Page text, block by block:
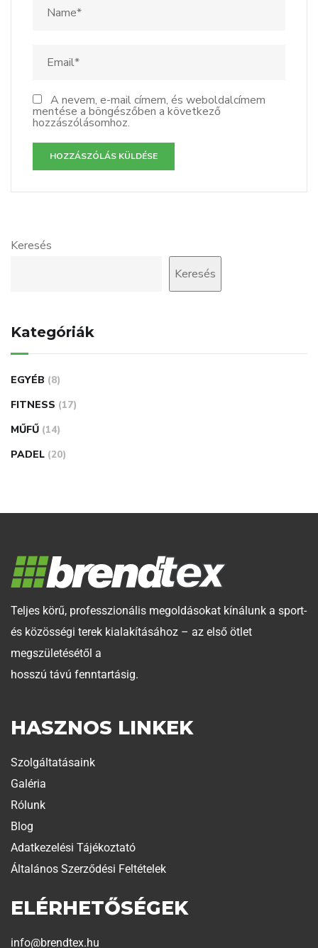
A nevem, e-mail címem, és weboldalcímem
mentése a böngészőben a következő
hozzászólásomhoz.
Keresés
Keresés
Kategóriák
EGYÉB (8)
FITNESS (17)
MŰFŰ (14)
PADEL (20)
Teljes körű, professzionális megoldásokat kínálunk a sport-
és közösségi terek kialakításához – az első ötlet
megszületésétől a
hosszú távú fenntartásig.
HASZNOS LINKEK
Szolgáltatásaink
Galéria
Rólunk
Blog
Adatkezelési Tájékoztató
Általános Szerződési Feltételek
ELÉRHETŐSÉGEK
info@brendtex.hu